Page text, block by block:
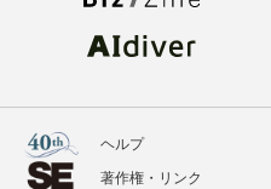
ヘルプ
著作権・リンク